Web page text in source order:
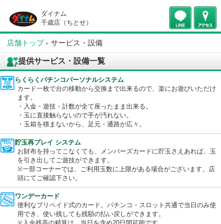
ダイナム
千歳店（ちとせ）
店舗トップ サービス・設備
提供サービス・設備一覧
らくらくパチンコパーソナルシステム
カード一枚で台の移動から交換まで出来るので、楽にお遊びいた
ます。
・入金・遊技・計数が全て座ったまま出来る。
・玉に直接触らないので手が汚れない。
・玉箱を積まないから、足元・通路が広々。
貯玉再プレイ システム
お財布を持ってこなくても、メンバーズカードに貯玉さえあれば
を引き出してご遊技ができます。
※一部コーナーでは、ご利用玉数に上限がある場合がございます
ワンデーカード
便利なプリペイド式のカード。パチンコ・スロット共通で当日の